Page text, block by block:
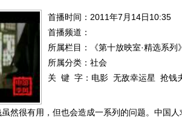
首播时间：2011年7月14日10:35
首播频道：
所属栏目：
《第十放映室·精选系列
所属分类：社会
关 键 字： 电影 无敌幸运星 抢钱
然很有用，但也会造成一系列的问题。中国